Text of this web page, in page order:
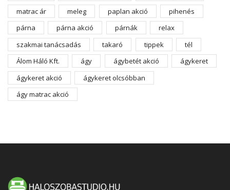
matrac ár
meleg paplan akció
pihenés
párna
párna akció párnák
relax
szakmai tanácsadás
takaró tippek
tél
Álom Háló Kft.
ágy ágybetét akció
ágykeret
ágykeret akció
ágykeret olcsóbban
ágy matrac akció